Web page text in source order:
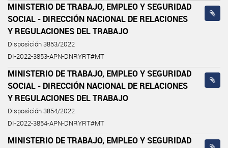
MINISTERIO DE TRABAJO, EMPLEO Y SEGURIDAD
SOCIAL - DIRECCIÓN NACIONAL DE RELACIONES
Y REGULACIONES DEL TRABAJO
Disposición 3853/2022
DI-2022-3853-APN-DNRYRT#MT
MINISTERIO DE TRABAJO, EMPLEO Y SEGURIDAD
SOCIAL - DIRECCIÓN NACIONAL DE RELACIONES
Y REGULACIONES DEL TRABAJO
Disposición 3854/2022
DI-2022-3854-APN-DNRYRT#MT
MINISTERIO DE TRABAJO, EMPLEO Y SEGURIDAD